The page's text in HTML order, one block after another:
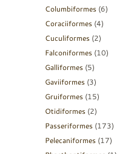
Columbiformes (6)
Coraciiformes (4)
Cuculiformes (2)
Falconiformes (10)
Galliformes (5)
Gaviiformes (3)
Gruiformes (15)
Otidiformes (2)
Passeriformes (173)
Pelecaniformes (17)